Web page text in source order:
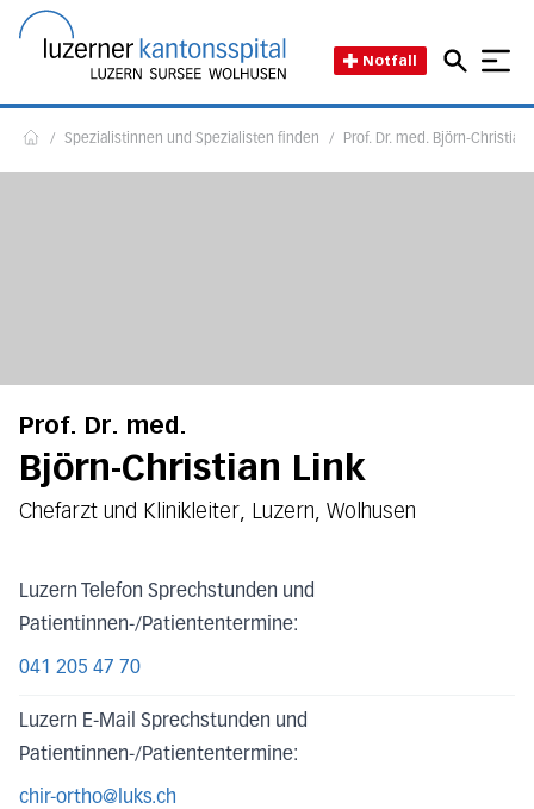
Notfall
/ Spezialistinnen und Spezialisten finden / Prof. Dr. med. Björn-Christian
Prof. Dr. med.
Björn-Christian Link
Chefarzt und Klinikleiter, Luzern, Wolhusen
Luzern Telefon Sprechstunden und
Patientinnen-/Patiententermine:
041 205 47 70
Luzern E-Mail Sprechstunden und
Patientinnen-/Patiententermine:
chir-ortho@luks.ch